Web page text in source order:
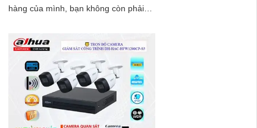
hàng của mình, bạn không còn phải
đồ...